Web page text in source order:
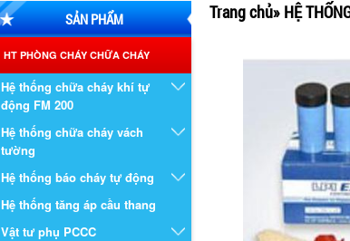
SẢN PHẨM
HT PHÒNG CHÁY CHỮA CHÁY
Hệ thống chữa cháy khí tự
động FM 200
Hệ thống chữa cháy vách
tường
Hệ thống báo cháy tự động
Hệ thống tăng áp cầu thang
Vật tư phụ PCCC
Trang chủ» HỆ